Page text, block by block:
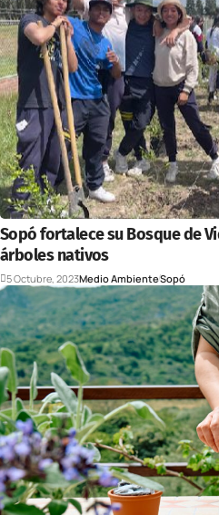
Sopó fortalece su Bosque de
árboles nativos
5 Octubre, 2023Medio AmbienteSopó